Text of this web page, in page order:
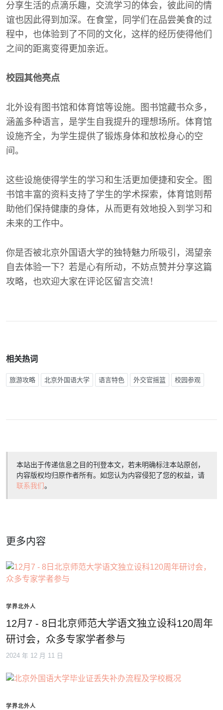
分享生活的点滴乐趣，交流学习的体会，彼此间的情
谊也因此得到加深。在食堂，同学们在品尝美食的过
程中，也体验到了不同的文化，这样的经历使得他们
之间的距离变得更加亲近。
校园其他亮点
北外设有图书馆和体育馆等设施。图书馆藏书众多，
涵盖多种语言，是学生自我提升的理想场所。体育馆
设施齐全，为学生提供了锻炼身体和放松身心的空
间。
这些设施使得学生的学习和生活更加便捷和安全。图
书馆丰富的资料支持了学生的学术探索，体育馆则帮
助他们保持健康的身体，从而更有效地投入到学习和
未来的工作中。
你是否被北京外国语大学的独特魅力所吸引，渴望亲
自去体验一下？若是心有所动，不妨点赞并分享这篇
攻略，也欢迎大家在评论区留言交流！
相关热词
旅游攻略 北京外国语大学 语言特色 外交官摇篮 校园参观
本站出于传递信息之目的刊登本文，若未明确标注本站原创，
内容版权均归原作者所有。如您认为内容侵犯了您的权益，请
联系我们。
更多内容
学界北外人
12月7 - 8日北京师范大学语文独立设科120周年
研讨会，众多专家学者参与
2024 年 12 月 11 日
学界北外人